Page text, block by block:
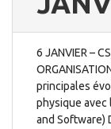
6 JANVIER –
principales
physique avec
and Software)